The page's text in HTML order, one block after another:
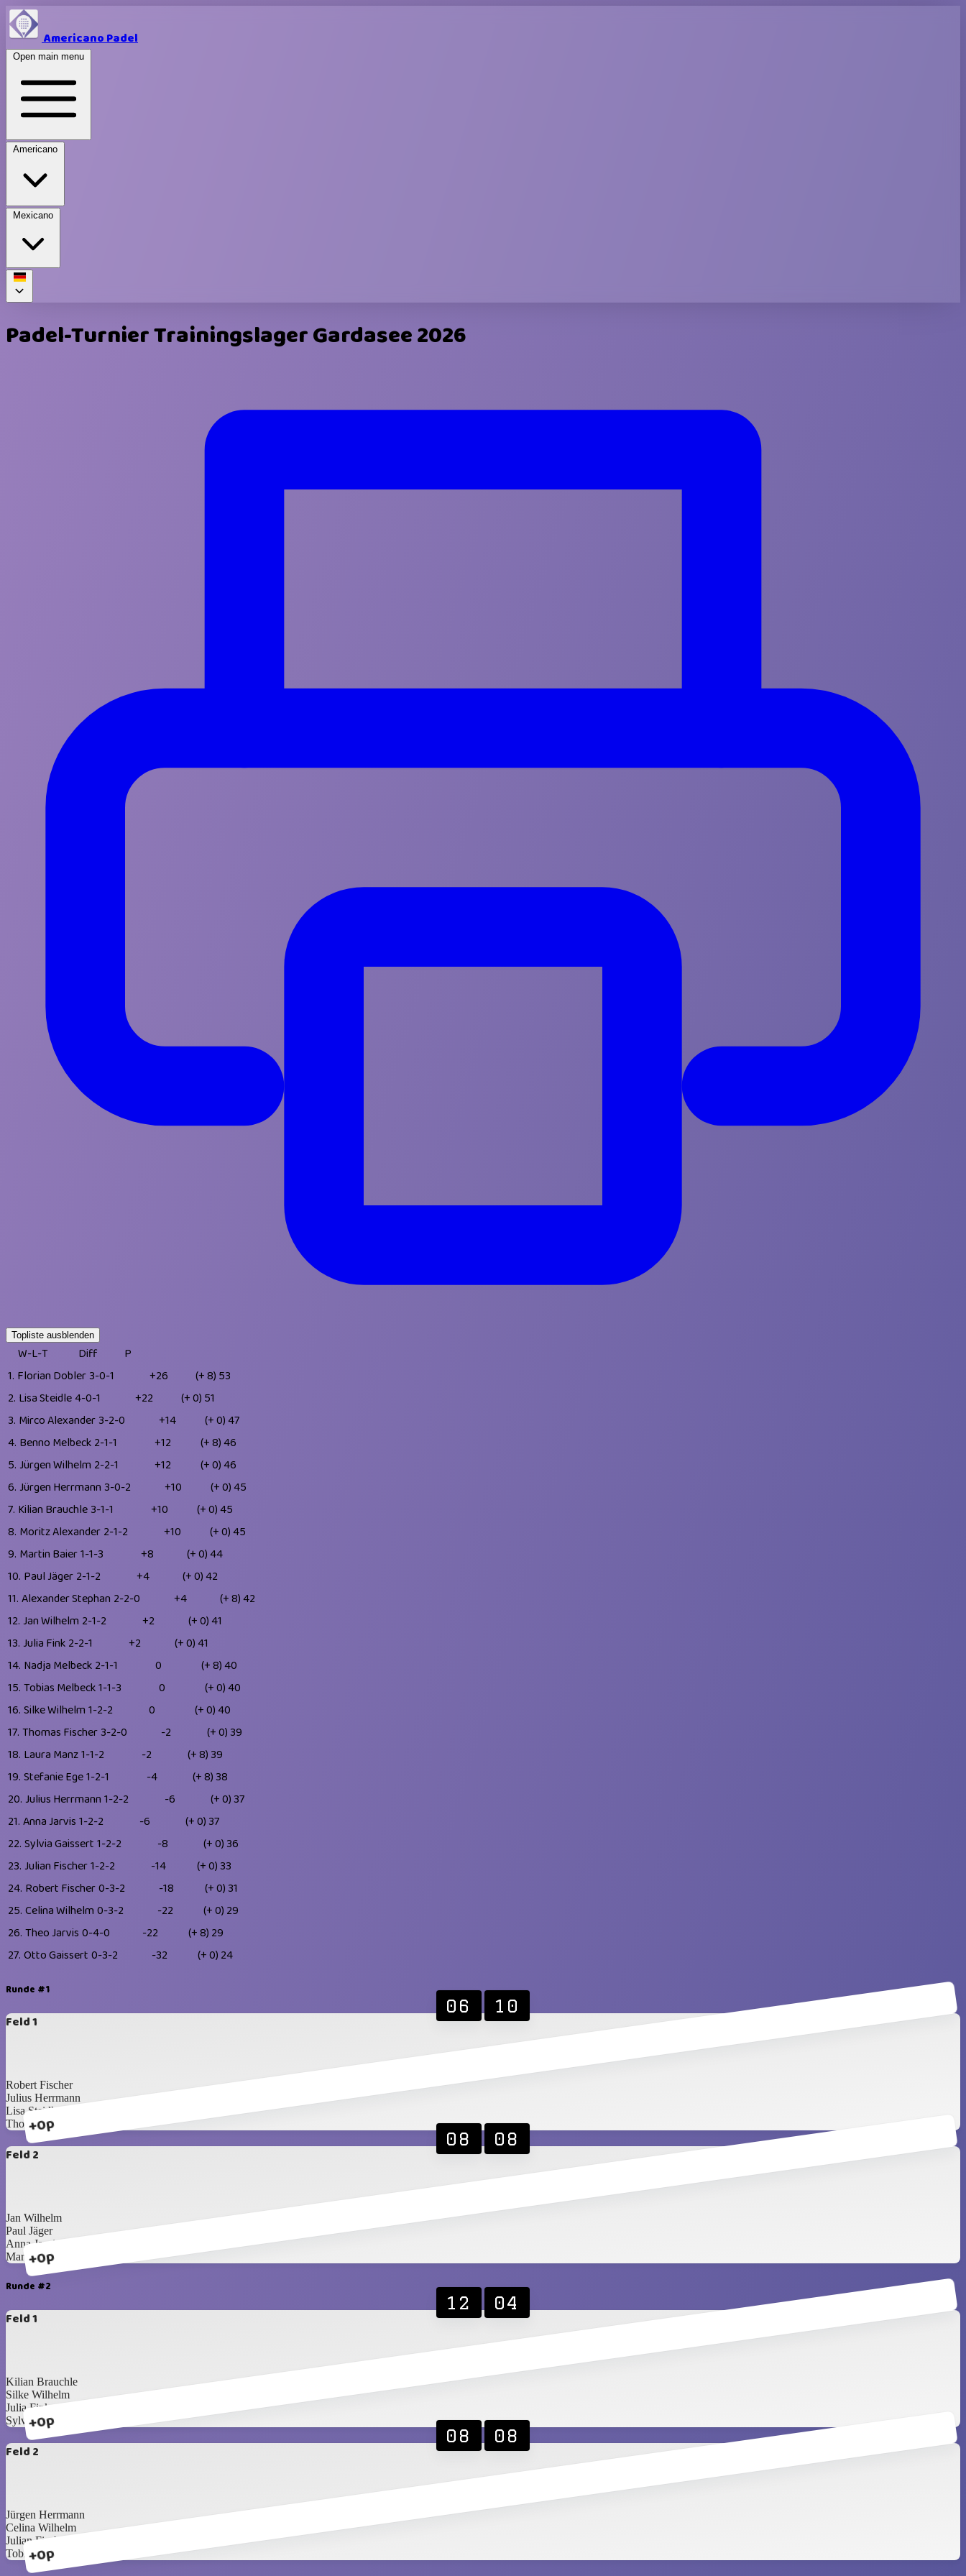
Americano Padel
Open main menu
Americano
Mexicano
Padel-Turnier Trainingslager Gardasee 2026
Topliste ausblenden
W-L-T Diff
P
1. Florian Dobler3-0-1 +26 (+ 8) 53
2. Lisa Steidle4-0-1 +22 (+ 0) 51
3. Mirco Alexander3-2-0 +14 (+ 0)47
4. Benno Melbeck 2-1-1 +12 (+ 8)46
5. Jürgen Wilhelm 2-2-1 +12 (+ 0)46
6. Jürgen Herrmann 3-0-2 +10 (+ 0)45
7. Kilian Brauchle3-1-1 +10 (+ 0)45
8. Moritz Alexander 2-1-2 +10 (+ 0)45
9. Martin Baier1-1-3 +8 (+ 0)44
10. Paul Jäger 2-1-2 +4 (+ 0)42
11. Alexander Stephan 2-2-0 +4 (+ 8)42
12. Jan Wilhelm 2-1-2 +2 (+ 0)41
13. Julia Fink 2-2-1 +2 (+ 0)41
14. Nadja Melbeck 2-1-1 0 (+ 8)40
15. Tobias Melbeck1-1-3 0 (+ 0)40
16. Silke Wilhelm 1-2-2 0 (+ 0)40
17. Thomas Fischer3-2-0 -2 (+ 0)39
18. Laura Manz1-1-2 -2 (+ 8)39
19. Stefanie Ege1-2-1 -4 (+ 8)38
20. Julius Herrmann 1-2-2 -6 (+ 0)37
21. Anna Jarvis 1-2-2 -6 (+ 0)37
22. Sylvia Gaissert 1-2-2 -8 (+ 0)36
23. Julian Fischer1-2-2 -14 (+ 0)33
24. Robert Fischer0-3-2 -18 (+ 0)31
25. Celina Wilhelm 0-3-2 -22 (+ 0) 29
26. Theo Jarvis 0-4-0 -22 (+ 8) 29
27. Otto Gaissert 0-3-2 -32 (+ 0) 24
Runde #1
Feld 1
+0p
06 10
Robert Fischer
Julius Herrmann
Lisa Steidle
Thomas Fischer
Feld 2
+0p
08 08
Jan Wilhelm
Paul Jäger
Anna Jarvis
Martin Baier
Runde #2
Feld 1
+0p
12 04
Kilian Brauchle
Silke Wilhelm
Julia Fink
Sylvia Gaissert
Feld 2
+0p
08 08
Jürgen Herrmann
Celina Wilhelm
Julian Fischer
Tobias Melbeck